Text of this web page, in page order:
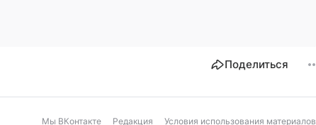
Поделиться
Мы ВКонтакте Редакция Условия использования материалов